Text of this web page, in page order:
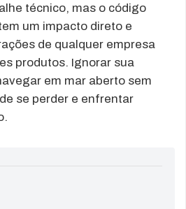
técnico, mas o código
um impacto direto e
de qualquer empresa
produtos. Ignorar sua
em mar aberto sem
se perder e enfrentar